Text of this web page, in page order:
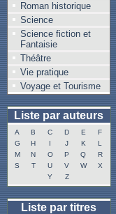
Roman historique
Science
Science fiction et
Fantaisie
Théâtre
Vie pratique
Voyage et Tourisme
Liste par auteurs
A B C D E
F
G
H I J K
L
M
N O P Q
R
S
T U V W
X
Y
Z
Liste par titres